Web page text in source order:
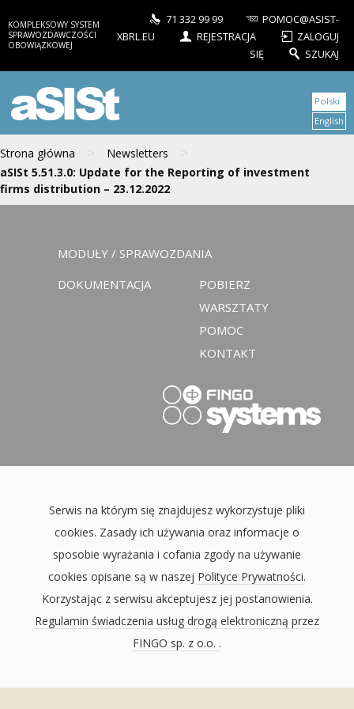
KOMPLEKSOWY SYSTEM
SPRAWOZDAWCZOŚCI
OBOWIĄZKOWEJ
71 332 99 99
POMOC@ASIST-
XBRL.EU
REJESTRACJA
ZALOGUJ
SIĘ
SZUKAJ
aSISt
Strona główna > Newsletters >
aSISt 5.51.3.0: Update for the Reporting of investment
firms distribution – 23.12.2022
Polski
English
MODUŁY / SPRAWOZDANIA
DOKUMENTACJA
POBIERZ
WARSZTATY
POMOC
KONTAKT
Serwis na którym się znajdujesz wykorzystuje pliki
cookies. Zasady ich używania oraz informacje o
sposobie wyrażania i cofania zgody na używanie
cookies opisane są w naszej Polityce Prywatności.
Korzystając z serwisu akceptujesz jej postanowienia.
Regulamin świadczenia usług drogą elektroniczną przez
FINGO sp. z o.o. .